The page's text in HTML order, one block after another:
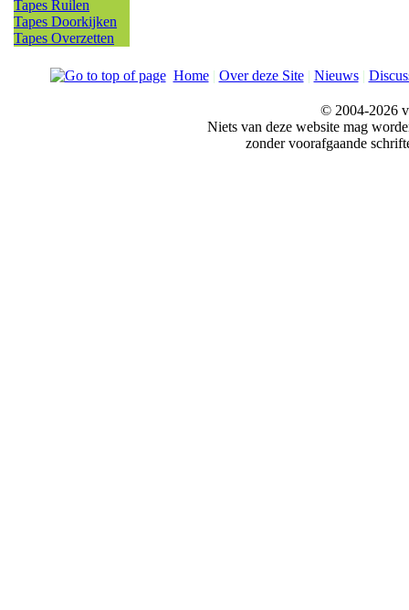
Tapes Ruilen
Tapes Doorkijken
Tapes Overzetten
Home| Over deze Site| Nieuws|
© 2004-2026
Niets van deze website mag
zonder voorafgaande